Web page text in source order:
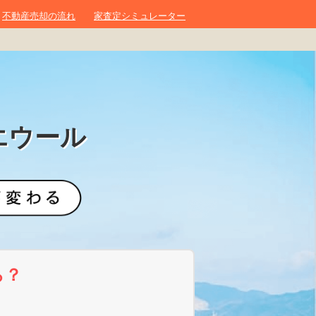
不動産売却の流れ 家査定シミュレーター
ウール